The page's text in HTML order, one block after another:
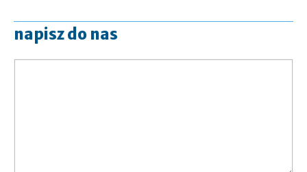
napisz do nas